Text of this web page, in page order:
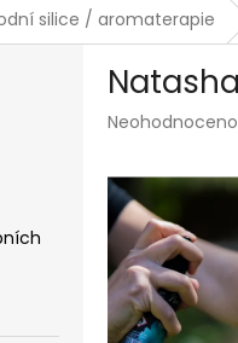
silice / aromaterapie
Průměrné
je
0,0
z
5
hvězdiček.
Neohodnoceno